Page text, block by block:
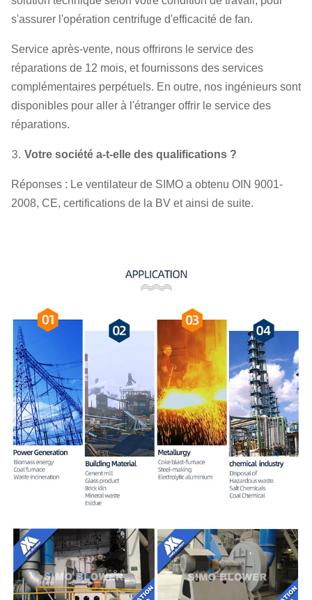
s'assurer l'opération centrifuge d'efficacité de fan.
Service après-vente, nous offrirons le service des
réparations de 12 mois, et fournissons des services
complémentaires perpétuels. En outre, nos ingénieurs sont
disponibles pour aller à l'étranger offrir le service des
réparations.
3. Votre société a-t-elle des qualifications ?
Réponses : Le ventilateur de SIMO a obtenu OIN 9001-
2008, CE, certifications de la BV et ainsi de suite.